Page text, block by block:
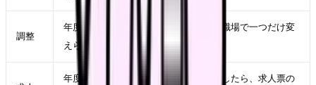
調整
年度途中 退職を軽くするために、今の職場で一つだけ変
えられる条件を決める
年度途中 退職が次の職場でも起きるとしたら、求人票の